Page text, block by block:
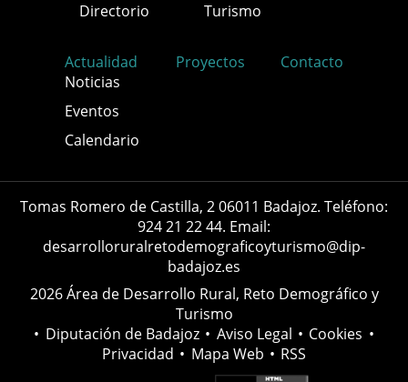
Directorio
Turismo
Actualidad
Noticias
Eventos
Calendario
Proyectos Contacto
Tomas Romero de Castilla, 2 06011 Badajoz. Teléfono:
924 21 22 44. Email:
desarrolloruralretodemograficoyturismo@dip-
badajoz.es
2026 Área de Desarrollo Rural, Reto Demográfico y
Turismo
• Diputación de Badajoz • Aviso Legal • Cookies •
Privacidad • Mapa Web • RSS